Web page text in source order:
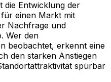
die Entwicklung der
einen Markt mit
Nachfrage und
Wer den
beobachtet, erkennt eine
den starken Anstiegen
spürbar